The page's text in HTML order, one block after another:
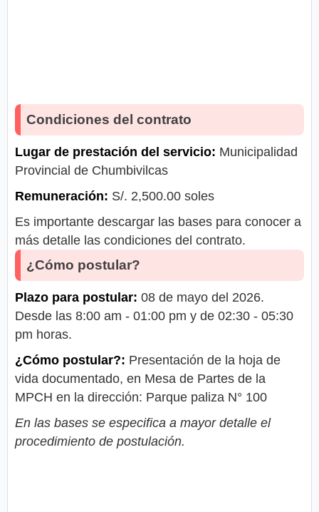
Condiciones del contrato
Lugar de prestación del servicio: Municipalidad
Provincial de Chumbivilcas
Remuneración: S/. 2,500.00 soles
Es importante descargar las bases para conocer a
más detalle las condiciones del contrato.
¿Cómo postular?
Plazo para postular: 08 de mayo del 2026.
Desde las 8:00 am - 01:00 pm y de 02:30 - 05:30
pm horas.
¿Cómo postular?: Presentación de la hoja de
vida documentado, en Mesa de Partes de la
MPCH en la dirección: Parque paliza N° 100
En las bases se especifica a mayor detalle el
procedimiento de postulación.